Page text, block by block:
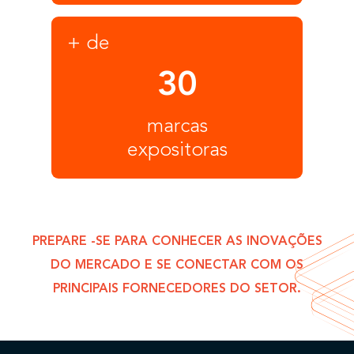
+ de
30
marcas
expositoras
PREPARE -SE PARA CONHECER AS INOVAÇÕES
DO MERCADO E SE CONECTAR COM OS
PRINCIPAIS FORNECEDORES DO SETOR.